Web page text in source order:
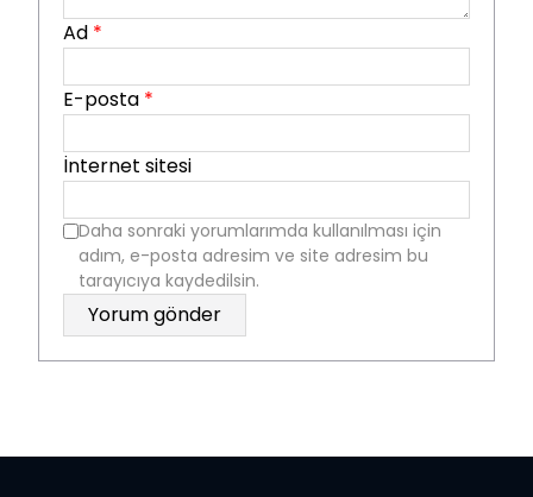
Ad *
E-posta *
İnternet sitesi
Daha sonraki yorumlarımda kullanılması için
adım, e-posta adresim ve site adresim bu
tarayıcıya kaydedilsin.